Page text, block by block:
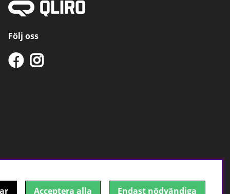
Följ oss
Acceptera alla Endast nödvändiga